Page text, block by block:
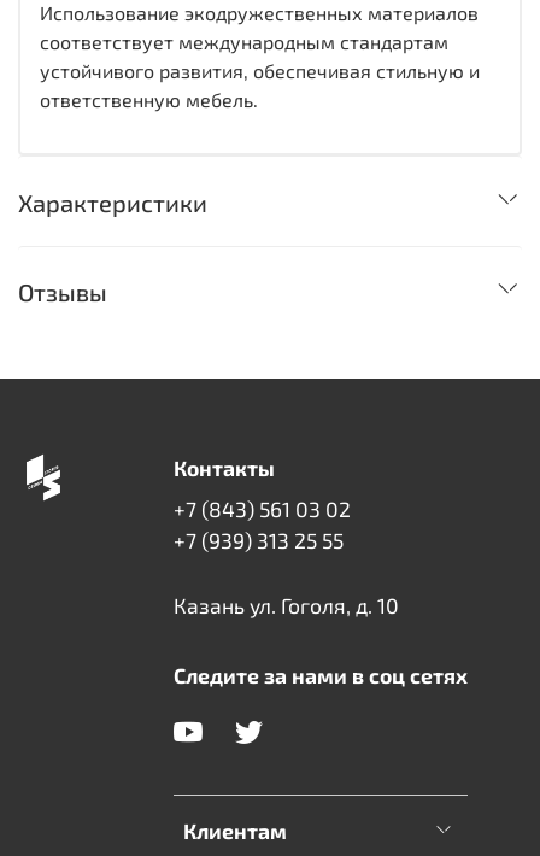
Использование экодружественных материалов
соответствует международным стандартам
устойчивого развития, обеспечивая стильную и
ответственную мебель.
Характеристики
Отзывы
Клиентам
Контакты
+7 (843) 561 03 02
+7 (939) 313 25 55
Казань ул. Гоголя, д. 10
Следите за нами в соц сетях